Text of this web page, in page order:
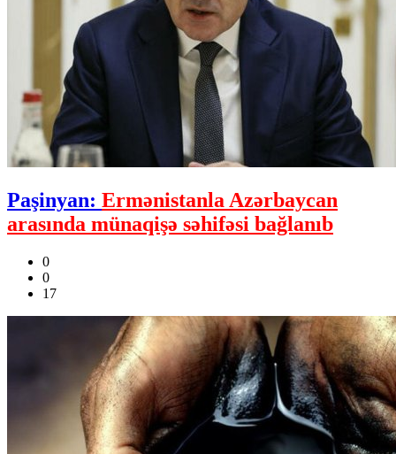
Paşinyan: Ermənistanla Azərbaycan
arasında münaqişə səhifəsi bağlanıb
0
0
17